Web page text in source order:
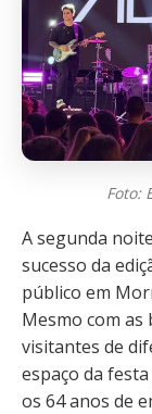
Foto:
A segunda
sucesso da
público em
Mesmo com
visitantes de
espaço da
os 64 anos de